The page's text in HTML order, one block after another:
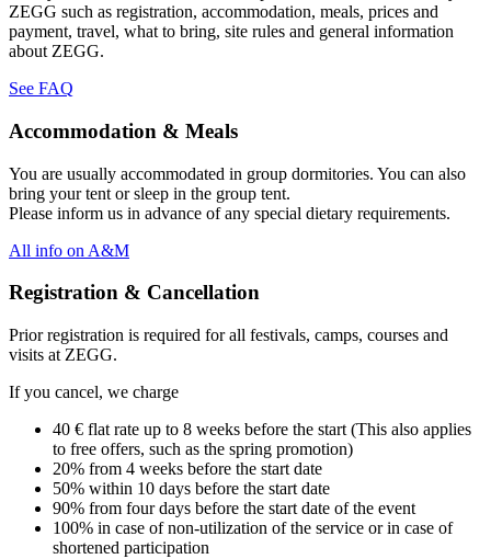
ZEGG such as registration, accommodation, meals, prices and
payment, travel, what to bring, site rules and general information
about ZEGG.
See FAQ
Accommodation & Meals
You are usually accommodated in group dormitories. You can also
bring your tent or sleep in the group tent.
Please inform us in advance of any special dietary requirements.
All info on A&M
Registration & Cancellation
Prior registration is required for all festivals, camps, courses and
visits at ZEGG.
If you cancel, we charge
40 € flat rate up to 8 weeks before the start (This also applies
to free offers, such as the spring promotion)
20% from 4 weeks before the start date
50% within 10 days before the start date
90% from four days before the start date of the event
100% in case of non-utilization of the service or in case of
shortened participation